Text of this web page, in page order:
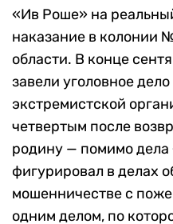
«Ив Роше» на
наказание в колонии
области. В конце
завели уголовное
экстремистской
четвертым после
родину — помимо
фигурировал в делах
мошенничестве с
одним делом, по